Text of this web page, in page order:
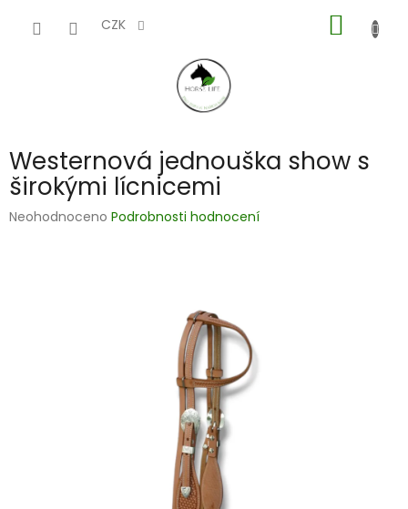
CZK
KOŠÍK
Westernová jednouška show s
širokými lícnicemi
Průměrné
Neohodnoceno Podrobnosti hodnocení